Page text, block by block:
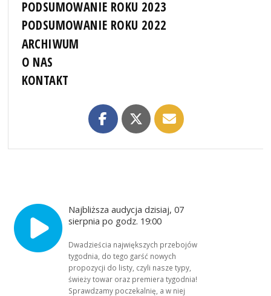
PODSUMOWANIE ROKU 2023
PODSUMOWANIE ROKU 2022
ARCHIWUM
O NAS
KONTAKT
Najbliższa audycja dzisiaj, 07
sierpnia po godz. 19:00
Dwadzieścia największych przebojów
tygodnia, do tego garść nowych
propozycji do listy, czyli nasze typy,
świeży towar oraz premiera tygodnia!
Sprawdzamy poczekalnię, a w niej